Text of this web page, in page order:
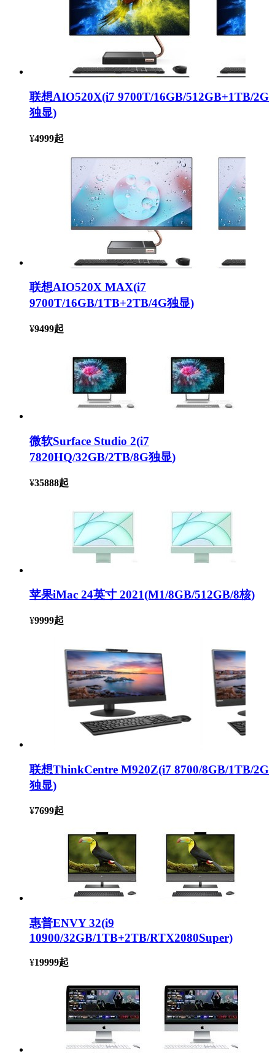
联想AIO520X(i7 9700T/16GB/512GB+1TB/2G
独显)
¥4999起
联想AIO520X MAX(i7
9700T/16GB/1TB+2TB/4G独显)
¥9499起
微软Surface Studio 2(i7
7820HQ/32GB/2TB/8G独显)
¥35888起
苹果iMac 24英寸 2021(M1/8GB/512GB/8核)
¥9999起
联想ThinkCentre M920Z(i7 8700/8GB/1TB/2G
独显)
¥7699起
惠普ENVY 32(i9
10900/32GB/1TB+2TB/RTX2080Super)
¥19999起